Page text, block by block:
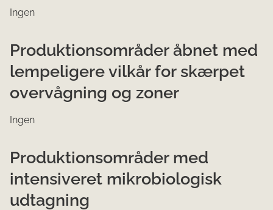
Ingen
Produktionsområder åbnet med
lempeligere vilkår for skærpet
overvågning og zoner
Ingen
Produktionsområder med
intensiveret mikrobiologisk
udtagning